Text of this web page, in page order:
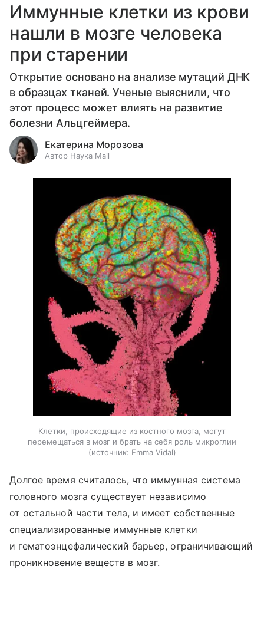
Иммунные клетки из крови
нашли в мозге человека
при старении
Открытие основано на анализе мутаций ДНК
в образцах тканей. Ученые выяснили, что
этот процесс может влиять на развитие
болезни Альцгеймера.
Екатерина Морозова
Автор Наука Mail
Клетки, происходящие из костного мозга, могут
перемещаться в мозг и брать на себя роль микроглии
источник: Emma Vidal
Долгое время считалось, что иммунная система
головного мозга существует независимо
от остальной части тела, и имеет собственные
специализированные иммунные клетки
и гематоэнцефалический барьер, ограничивающий
проникновение веществ в мозг.